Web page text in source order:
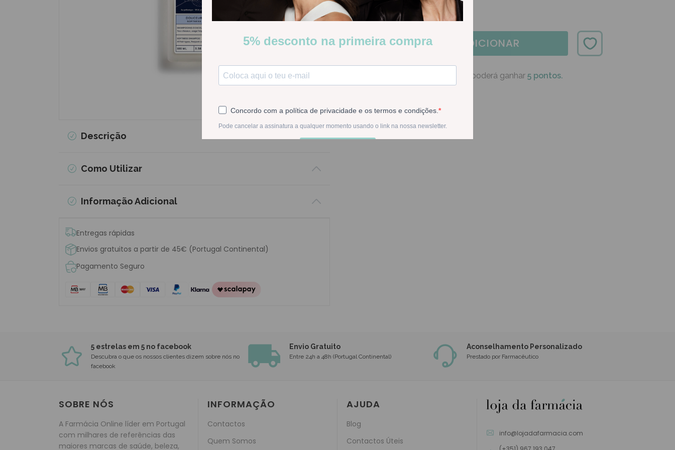
Descrição
Como Utilizar
Informação Adicional
Entregas rápidas
Envios gratuitos a partir de 45€ (Portugal Continental)
Pagamento Seguro
Stock: Disponível
- 1 + ADICIONAR
Na compra deste produto poderá ganhar 5 pontos.
5 estrelas em 5 no facebook
Descubra o que os nossos clientes dizem sobre nós no
facebook
Envio Gratuito
Entre 24h a 48h (Portugal Continental)
Aconselhamento Personalizado
Prestado por Farmacêutico
SOBRE NÓS
A Farmácia Online líder em Portugal
com milhares de referências das
maiores marcas de saúde, beleza,
INFORMAÇÃO
Contactos
Quem Somos
AJUDA
Blog
Contactos Úteis
info@lojadafarmacia.com